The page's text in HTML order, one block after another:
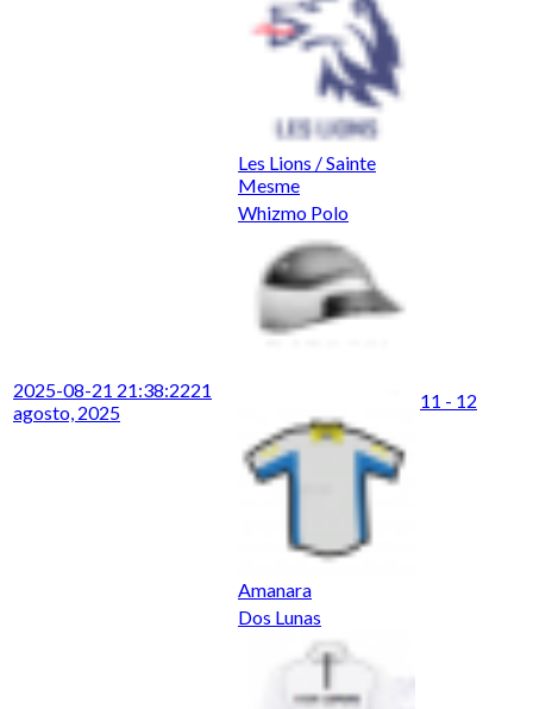
Les Lions / Sainte
Mesme
2025-08-21 21:38:2221
agosto, 2025
Whizmo Polo
Amanara
11 - 12
Dos Lunas